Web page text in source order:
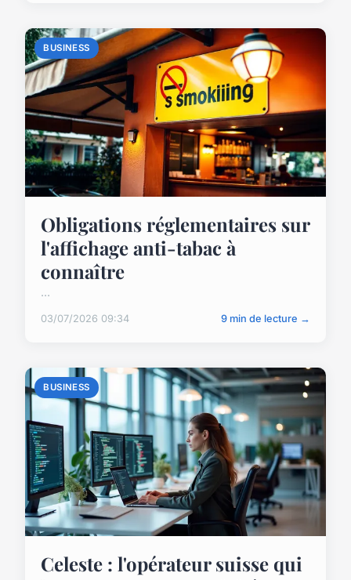
BUSINESS
Obligations réglementaires sur
l'affichage anti-tabac à
connaître
...
03/07/2026 09:34 9 min de lecture →
BUSINESS
Celeste : l'opérateur suisse qui